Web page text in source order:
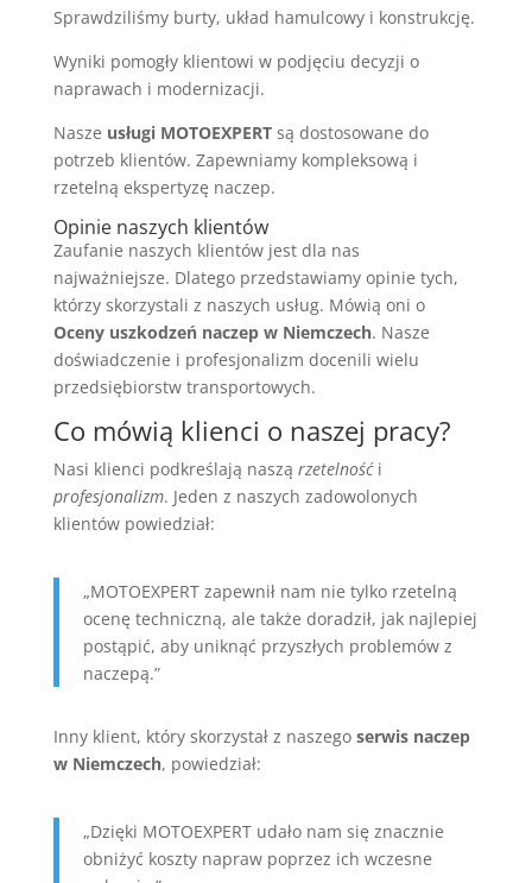
Sprawdziliśmy burty, układ hamulcowy i konstrukcję.
Wyniki pomogły klientowi w podjęciu decyzji o
naprawach i modernizacji.
Nasze usługi MOTOEXPERTsą dostosowane do
potrzeb klientów. Zapewniamy kompleksową i
rzetelną ekspertyzę naczep.
Opinie naszych klientów
Zaufanie naszych klientów jest dla nas
najważniejsze. Dlatego przedstawiamy opinie tych,
którzy skorzystali z naszych usług. Mówią oni o
Oceny uszkodzeń naczep w Niemczech. Nasze
doświadczenie i profesjonalizm docenili wielu
przedsiębiorstw transportowych.
Co mówią klienci o naszej pracy?
Nasi klienci podkreślają naszą rzetelnośći
profesjonalizm. Jeden z naszych zadowolonych
klientów powiedział:
„MOTOEXPERT zapewnił nam nie tylko rzetelną
ocenę techniczną, ale także doradził, jak najlepiej
postąpić, aby uniknąć przyszłych problemów z
naczepą.”
Inny klient, który skorzystał z naszego serwis naczep
w Niemczech, powiedział:
„Dzięki MOTOEXPERT udało nam się znacznie
obniżyć koszty napraw poprzez ich wczesne